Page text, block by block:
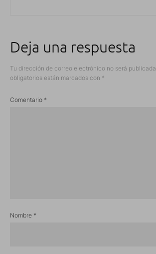
Deja una respuesta
Tu dirección de correo electrónico no será publicada.
obligatorios están marcados con *
Comentario *
Nombre *